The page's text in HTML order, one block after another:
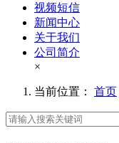
视频短信
新闻中心
关于我们
公司简介
×
当前位置： 首页